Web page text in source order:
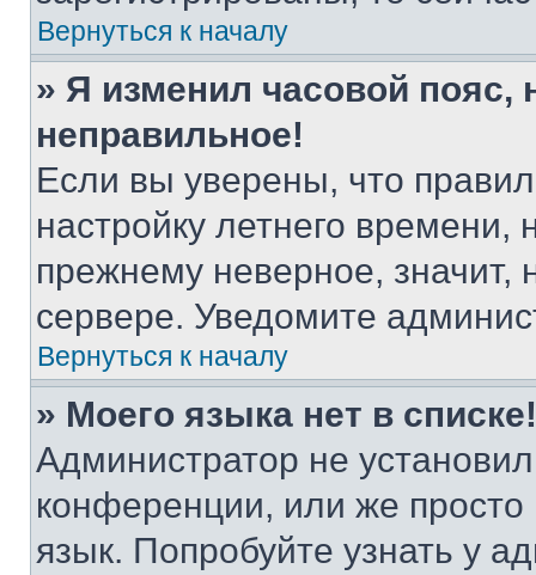
Вернуться к началу
» Я изменил часовой пояс,
неправильное!
Если вы уверены, что
настройку летнего
прежнему неверное, значит,
сервере. Уведомите
Вернуться к началу
» Моего языка нет в списке!
Администратор не
конференции, или же
язык. Попробуйте узнать у